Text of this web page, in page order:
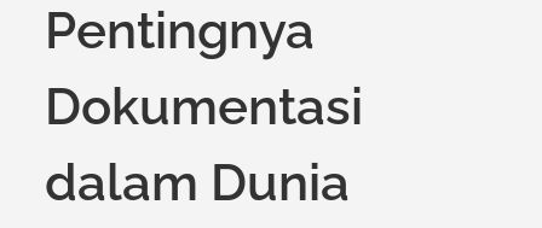
Pentingnya
Dokumentasi
dalam Dunia